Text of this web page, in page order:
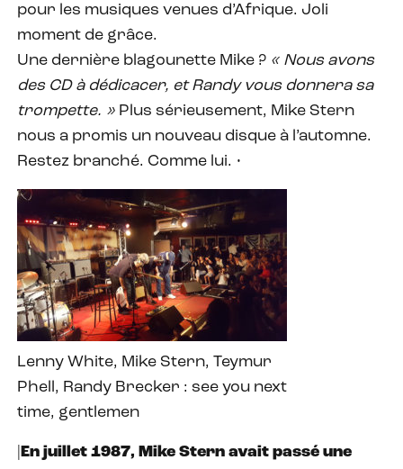
pour les musiques venues d’Afrique. Joli
moment de grâce.
Une dernière blagounette Mike ? « Nous avons
des CD à dédicacer, et Randy vous donnera sa
trompette. » Plus sérieusement, Mike Stern
nous a promis un nouveau disque à l’automne.
Restez branché. Comme lui. •
Lenny White, Mike Stern, Teymur
Phell, Randy Brecker : see you next
time, gentlemen
En juillet 1987, Mike Stern avait passé une